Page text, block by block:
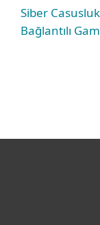
Siber
Bağlantılı